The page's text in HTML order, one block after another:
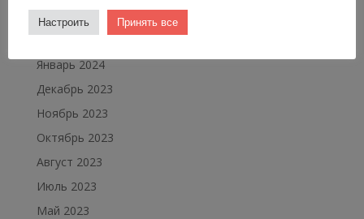
Март 2024
Февраль 2024
Январь 2024
Декабрь 2023
Ноябрь 2023
Октябрь 2023
Август 2023
Июль 2023
Май 2023
Настроить Принять все